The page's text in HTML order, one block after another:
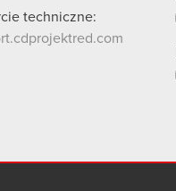
techniczne: